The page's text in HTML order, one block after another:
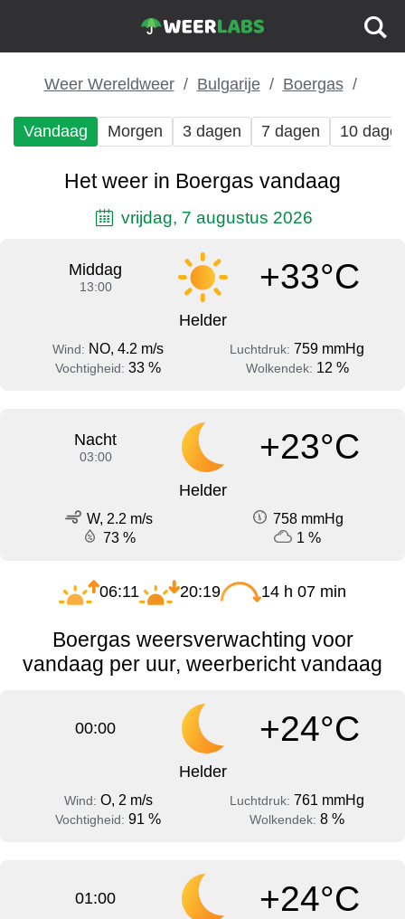
Weer Wereldweer Bulgarije Boergas
Vandaag Morgen 3 dagen 7 dagen 10
Het weer in Boergas vandaag
vrijdag, 7 augustus 2026
Middag
13:00 +33°C
Helder
Wind: NO, 4.2 m/s Luchtdruk: 759 mmHg
Vochtigheid: 33 % Wolkendek: 12 %
Nacht
03:00 +23°C
Helder
W, 2.2 m/s
758 mmHg
73 %
1 %
06:11 20:19 14 h 07 min
Boergas weersverwachting voor
vandaag per uur, weerbericht vandaag
00:00 +24°C
Helder
Wind: O, 2 m/s Luchtdruk: 761 mmHg
Vochtigheid: 91 % Wolkendek: 8 %
01:00 +24°C